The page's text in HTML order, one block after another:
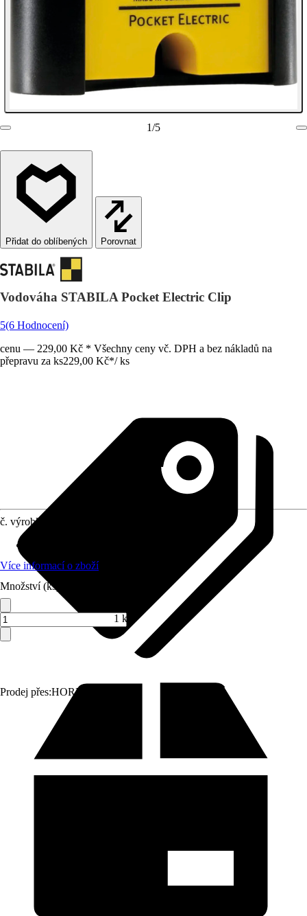
1/5
Porovnat
Vodováha STABILA Pocket Electric Clip
5(6 Hodnocení)
cenu — 229,00 Kč * Všechny ceny vč. DPH a bez nákladů na
přepravu za ks229,00 Kč*/ ks
Prodej přes:HORNBACH
č. výrobku
Více informací o zboží
Množství (ks)
1 ks